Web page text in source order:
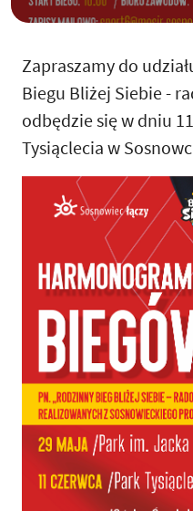
Zapraszamy do
Biegu Bliżej Siebie -
odbędzie się w dniu
Tysiąclecia w